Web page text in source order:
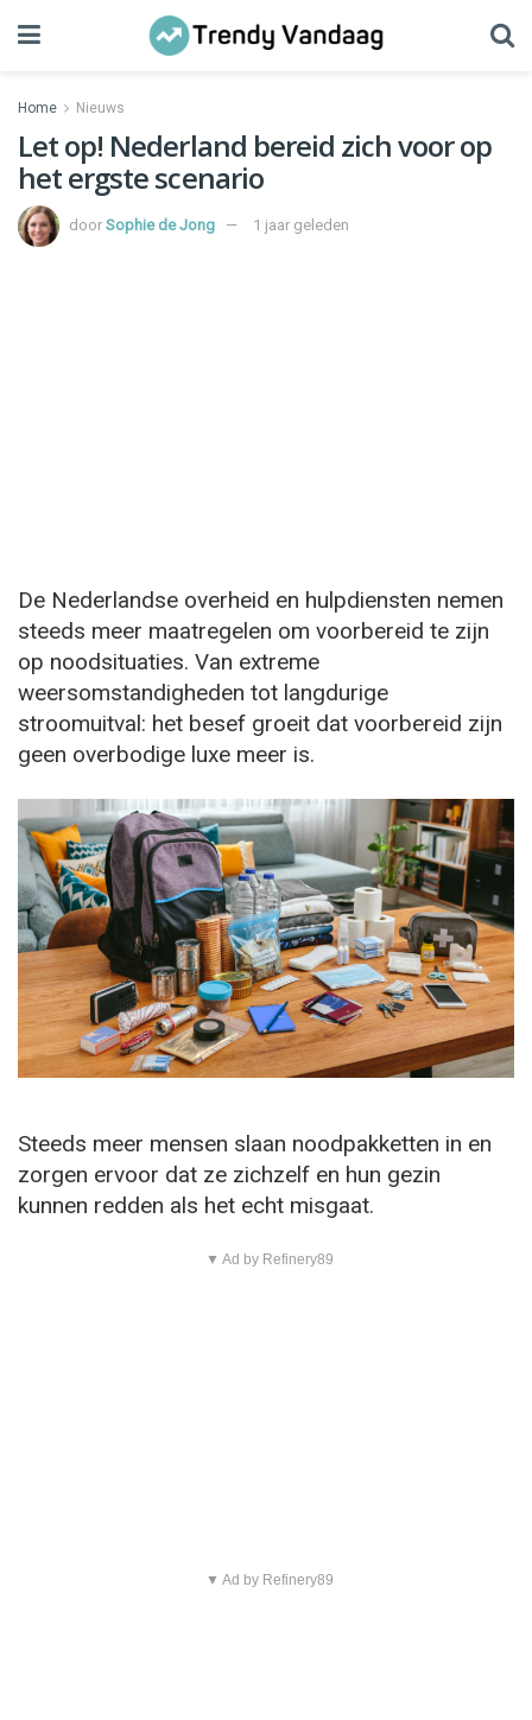
Home Nieuws
Let op! Nederland bereid zich voor op
het ergste scenario
door Sophie de Jong 1 jaar geleden
De Nederlandse overheid en hulpdiensten nemen
steeds meer maatregelen om voorbereid te zijn
op noodsituaties. Van extreme
weersomstandigheden tot langdurige
stroomuitval: het besef groeit dat voorbereid zijn
geen overbodige luxe meer is.
Steeds meer mensen slaan noodpakketten in en
zorgen ervoor dat ze zichzelf en hun gezin
kunnen redden als het echt misgaat.
▼ Ad by Refinery89
▼ Ad by Refinery89